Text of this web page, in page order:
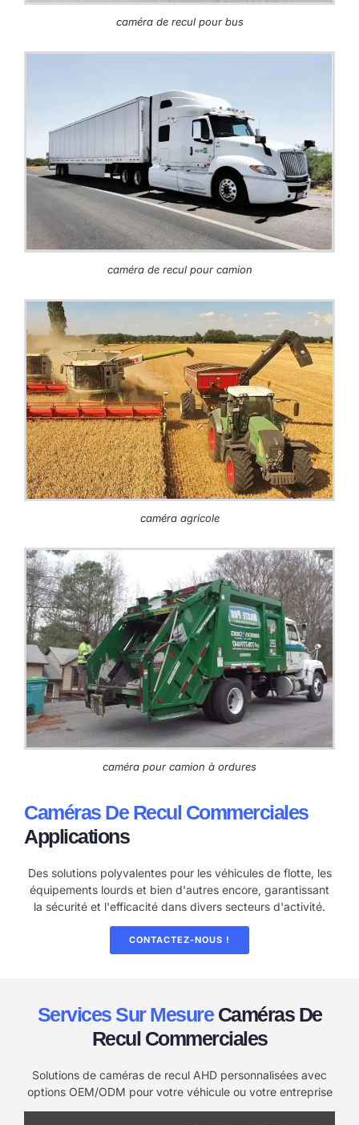
caméra de recul pour bus
caméra de recul pour camion
caméra agricole
caméra pour camion à ordures
Caméras De Recul Commerciales
Applications
Des solutions polyvalentes pour les véhicules de flotte, les
équipements lourds et bien d'autres encore, garantissant
la sécurité et l'efficacité dans divers secteurs d'activité.
CONTACTEZ-NOUS !
Services Sur MesureCaméras De
Recul Commerciales
Solutions de caméras de recul AHD personnalisées avec
options OEM/ODM pour votre véhicule ou votre entreprise